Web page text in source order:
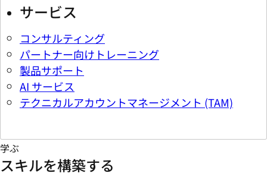
サービス
コンサルティング
パートナー向けトレーニング
製品サポート
AI サービス
テクニカルアカウントマネージメント (TAM)
学ぶ
スキルを構築する